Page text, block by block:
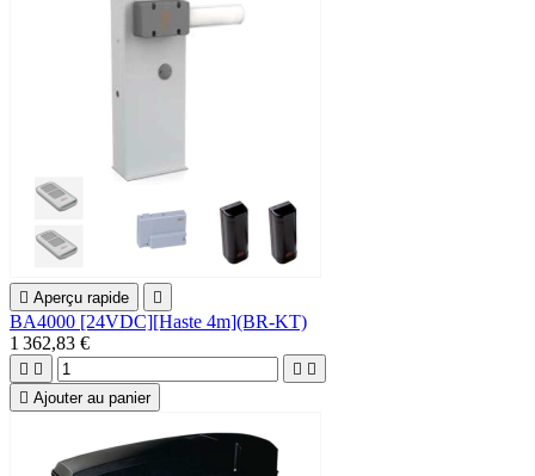
 Aperçu rapide 
BA4000 [24VDC][Haste 4m](BR-KT)
1 362,83 €
   
 Ajouter au panier